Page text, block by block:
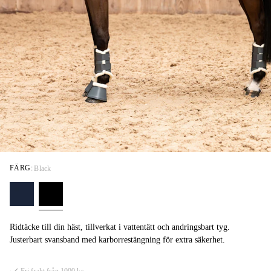
Ridtäcke till din häst, tillverkat i vattentätt och andringsbart tyg.
Justerbart svansband med karborrestängning för extra säkerhet.
FÄRG: Black